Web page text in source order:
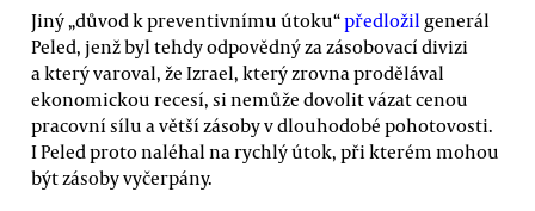
Jiný „důvod k preventivnímu útoku“předložil generál
Peled, jenž byl tehdy odpovědný za zásobovací divizi
a který varoval, že Izrael, který zrovna prodělával
ekonomickou recesí, si nemůže dovolit vázat cenou
pracovní sílu a větší zásoby v dlouhodobé pohotovosti.
I Peled proto naléhal na rychlý útok, při kterém mohou
být zásoby vyčerpány.